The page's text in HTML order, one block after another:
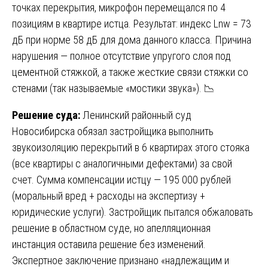
точках перекрытия, микрофон перемещался по 4
позициям в квартире истца. Результат: индекс Lnw = 73
дБ при норме 58 дБ для дома данного класса. Причина
нарушения — полное отсутствие упругого слоя под
цементной стяжкой, а также жесткие связи стяжки со
стенами (так называемые «мостики звука»). 📉
Решение суда: Ленинский районный суд
Новосибирска обязал застройщика выполнить
звукоизоляцию перекрытий в 6 квартирах этого стояка
(все квартиры с аналогичными дефектами) за свой
счет. Сумма компенсации истцу — 195 000 рублей
(моральный вред + расходы на экспертизу +
юридические услуги). Застройщик пытался обжаловать
решение в областном суде, но апелляционная
инстанция оставила решение без изменений.
Экспертное заключение признано «надлежащим и